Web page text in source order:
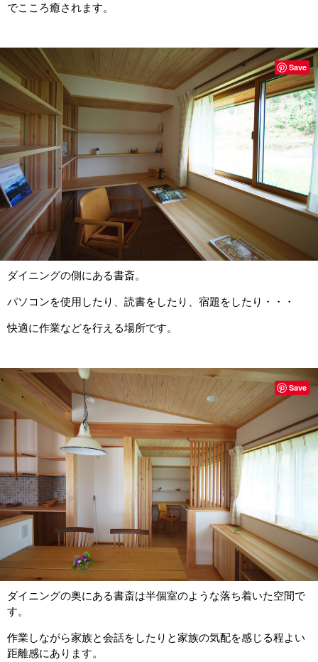
でこころ癒されます。
ダイニングの側にある書斎。
パソコンを使用したり、読書をしたり、宿題をしたり・・・
快適に作業などを行える場所です。
Save
ダイニングの奥にある書斎は半個室のような落ち着いた空間で
す。
作業しながら家族と会話をしたりと家族の気配を感じる程よい
距離感にあります。
Save